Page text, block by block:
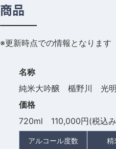
商品
※更新時点での情報となります
名称
純米大吟醸 楯野川 光
価格
720ml 110,000円(税込
アルコール度数 精